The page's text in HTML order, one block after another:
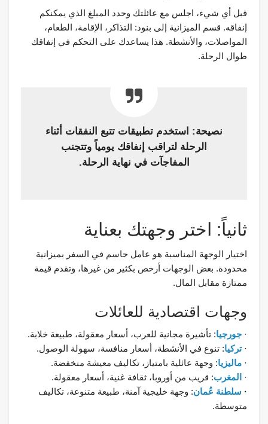
قبل أي شيء، اجلس مع عائلتك وحدد المبلغ الذي يمكنكم
إنفاقه. قسم الميزانية إلى بنود: التذاكر، الإقامة، الطعام،
المواصلات، والأنشطة. هذا يساعدك على التحكم في إنفاقك
طوال الرحلة.
نصيحة: استخدم تطبيقات تتبع النفقات أثناء
الرحلة لتراقب إنفاقك يومياً وتتجنب
المفاجآت في نهاية الرحلة.
ثانياً: اختر وجهتك بعناية
اختيار الوجهة المناسبة هو عامل حاسم في السفر بميزانية
محدودة. بعض الوجهات أرخص بكثير من غيرها، وتقدم قيمة
ممتازة مقابل المال.
وجهات اقتصادية للعائلات
· جورجيا: تأشيرة مجانية للعرب، أسعار معقولة، طبيعة خلابة.
·تركيا: تنوع في الأنشطة، أسعار منافسة، سهولة الوصول.
· ماليزيا: وجهة عائلية بامتياز، تكاليف معيشة منخفضة.
· المغرب: قريب من أوروبا، ثقافة غنية، أسعار معقولة.
· سلطنة عُمان: وجهة خليجية آمنة، طبيعة متنوعة، تكاليف
متوسطة.